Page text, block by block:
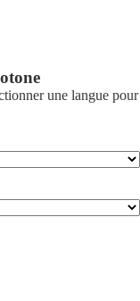
une langue pour